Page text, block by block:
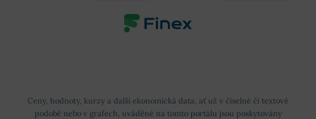
Ceny, hodnoty, kurzy a další ekonomická data, ať už v číselné či textové
podobě nebo v grafech, uváděné na tomto portálu jsou poskytovány